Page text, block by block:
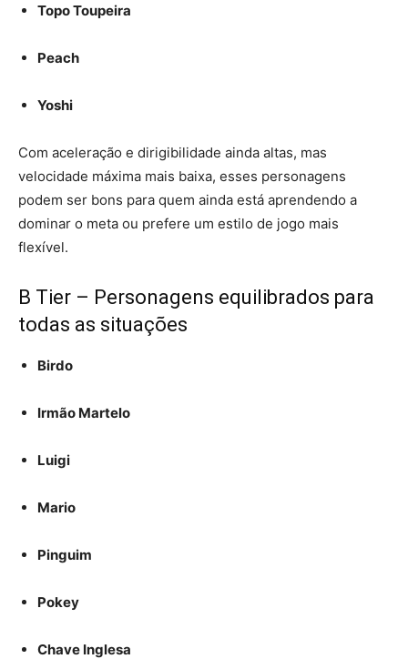
Topo Toupeira
Peach
Yoshi
Com aceleração e dirigibilidade ainda altas, mas
velocidade máxima mais baixa, esses personagens
podem ser bons para quem ainda está aprendendo a
dominar o meta ou prefere um estilo de jogo mais
flexível.
B Tier – Personagens equilibrados para
todas as situações
Birdo
Irmão Martelo
Luigi
Mario
Pinguim
Pokey
Chave Inglesa